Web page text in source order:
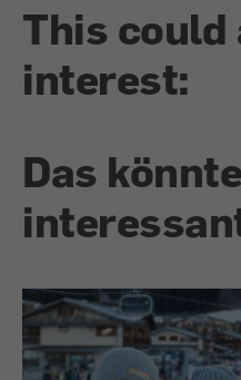
This could
interest:
Das